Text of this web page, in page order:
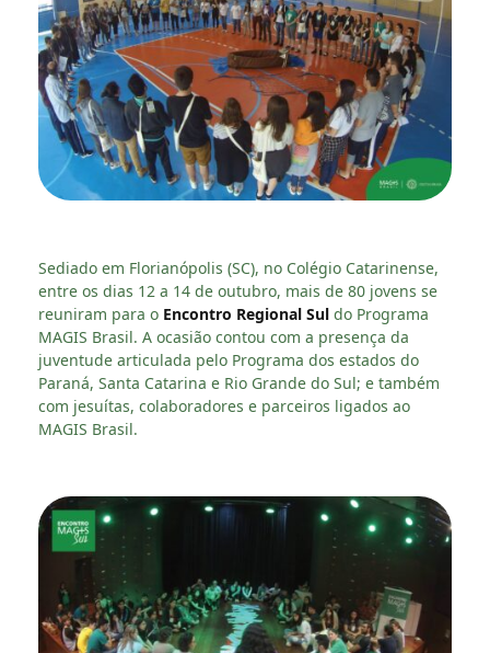
Sediado em Florianópolis (SC), no Colégio Catarinense,
entre os dias 12 a 14 de outubro, mais de 80 jovens se
reuniram para o Encontro Regional Sul do Programa
MAGIS Brasil. A ocasião contou com a presença da
juventude articulada pelo Programa dos estados do
Paraná, Santa Catarina e Rio Grande do Sul; e também
com jesuítas, colaboradores e parceiros ligados ao
MAGIS Brasil.